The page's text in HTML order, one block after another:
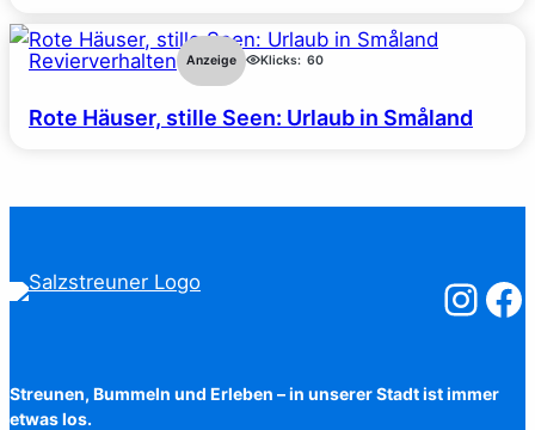
Revierverhalten Anzeige Klicks: 60
Rote Häuser, stille Seen: Urlaub in Småland
Streunen, Bummeln und Erleben – in unserer Stadt ist immer
etwas los.